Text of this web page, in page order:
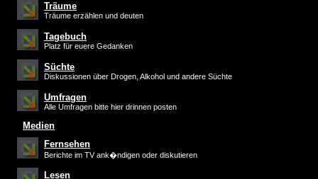
Träume
Träume erzählen und deuten
Tagebuch
Platz für euere Gedanken
Süchte
Diskussionen über Drogen, Alkohol und andere Süchte
Umfragen
Alle Umfragen bitte hier drinnen posten
Medien
Fernsehen
Berichte im TV ank�ndigen oder diskutieren
Lesen